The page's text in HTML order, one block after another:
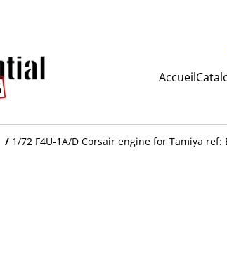
Accueil
/ 1/72 F4U-1A/D Corsair engine for Tamiya ref: